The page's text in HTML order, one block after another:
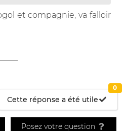
et compagnie, va falloir
Cette réponse a été utile
0
Posez votre question